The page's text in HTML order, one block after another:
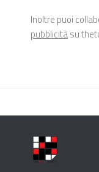
Inoltre puoi
pubblicitàsu